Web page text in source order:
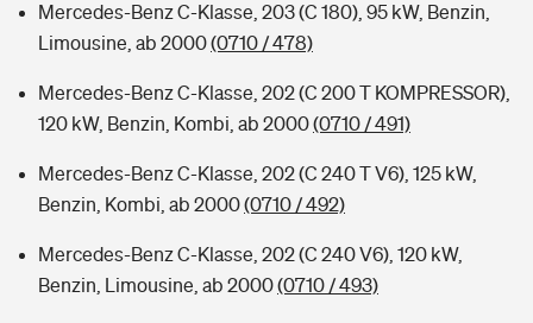
Mercedes-Benz C-Klasse, 203 (C 180), 95 kW, Benzin,
Limousine, ab 2000(0710 / 478)
Mercedes-Benz C-Klasse, 202 (C 200 T KOMPRESSOR),
120 kW, Benzin, Kombi, ab 2000(0710 / 491)
Mercedes-Benz C-Klasse, 202 (C 240 T V6), 125 kW,
Benzin, Kombi, ab 2000(0710 / 492)
Mercedes-Benz C-Klasse, 202 (C 240 V6), 120 kW,
Benzin, Limousine, ab 2000(0710 / 493)